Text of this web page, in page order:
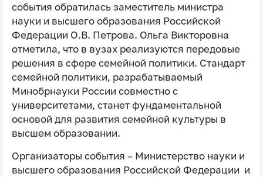
события обратилась заместитель министра
науки и высшего образования Российской
Федерации О.В. Петрова. Ольга Викторовна
отметила, что в вузах реализуются передовые
решения в сфере семейной политики. Стандарт
семейной политики, разрабатываемый
Минобрнауки России совместно с
университетами, станет фундаментальной
основой для развития семейной культуры в
высшем образовании.
Организаторы события – Министерство науки и
высшего образования Российской Федерации и